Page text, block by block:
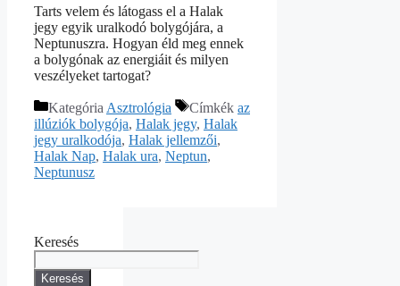
Tarts velem és látogass el a Halak
jegy egyik uralkodó bolygójára, a
Neptunuszra. Hogyan éld meg ennek
a bolygónak az energiáit és milyen
veszélyeket tartogat?
Kategória Asztrológia Címkék az
illúziók bolygója, Halak jegy, Halak
jegy uralkodója, Halak jellemzői,
Halak Nap, Halak ura, Neptun,
Neptunusz
Keresés
Keresés